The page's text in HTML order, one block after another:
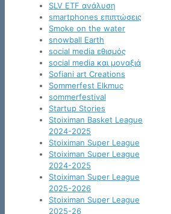
SLV ETF ανάλυση
smartphones επιπτώσεις
Smoke on the water
snowball Earth
social media εθισμός
social media και μοναξιά
Sofiani art Creations
Sommerfest Elkmuc
sommerfestival
Startup Stories
Stoiximan Basket League
2024-2025
Stoiximan Super League
Stoiximan Super League
2024-2025
Stoiximan Super League
2025-2026
Stoiximan Super League
2025-26